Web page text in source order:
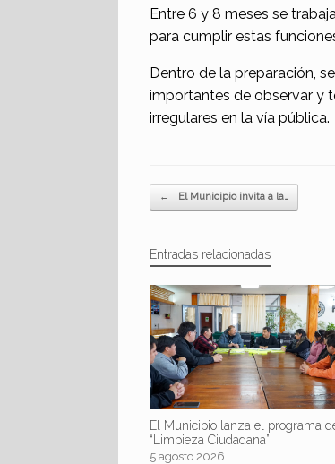
Entre 6 y 8 meses se
para cumplir estas
Dentro de la preparación,
importantes de observar y
irregulares en la vía pública.
Navegador de artículos
← El Municipio invita a la…
Entradas relacionadas
El Municipio lanza el programa
“Limpieza Ciudadana”
5 agosto 2026